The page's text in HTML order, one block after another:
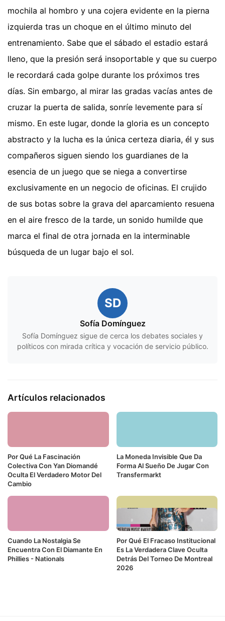
mochila al hombro y una cojera evidente en la pierna
izquierda tras un choque en el último minuto del
entrenamiento. Sabe que el sábado el estadio estará
lleno, que la presión será insoportable y que su cuerpo
le recordará cada golpe durante los próximos tres
días. Sin embargo, al mirar las gradas vacías antes de
cruzar la puerta de salida, sonríe levemente para sí
mismo. En este lugar, donde la gloria es un concepto
abstracto y la lucha es la única certeza diaria, él y sus
compañeros siguen siendo los guardianes de la
esencia de un juego que se niega a convertirse
exclusivamente en un negocio de oficinas. El crujido
de sus botas sobre la grava del aparcamiento resuena
en el aire fresco de la tarde, un sonido humilde que
marca el final de otra jornada en la interminable
búsqueda de un lugar bajo el sol.
SD
Sofía Domínguez
Sofía Domínguez sigue de cerca los debates sociales y
políticos con mirada crítica y vocación de servicio público.
Artículos relacionados
Por Qué La Fascinación
Colectiva Con Yan Diomandé
Oculta El Verdadero Motor Del
Cambio
La Moneda Invisible Que Da
Forma Al Sueño De Jugar Con
Transfermarkt
Cuando La Nostalgia Se
Encuentra Con El Diamante En
Phillies - Nationals
Por Qué El Fracaso Institucional
Es La Verdadera Clave Oculta
Detrás Del Torneo De Montreal
2026